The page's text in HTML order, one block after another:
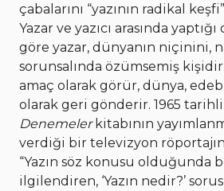
çabalarını “yazının radikal
Yazar ve yazıcı arasında
göre yazar, dünyanın niçinini,
sorunsalında özümsemiş
amaç olarak görür, dünya,
olarak geri gönderir. 1965 tarihli
Denemeler kitabının
verdiği bir televizyon
“Yazın söz konusu olduğunda
ilgilendiren, ‘Yazın nedir?’